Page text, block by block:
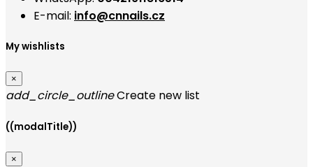
E-mail: info@cnnails.cz
My wishlists
×
add_circle_outlineCreate new list
((modalTitle))
×